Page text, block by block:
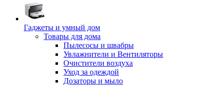
Гаджеты и умный дом
Товары для дома
Пылесосы и швабры
Увлажнители и Вентиляторы
Очистители воздуха
Уход за одеждой
Дозаторы и мыло